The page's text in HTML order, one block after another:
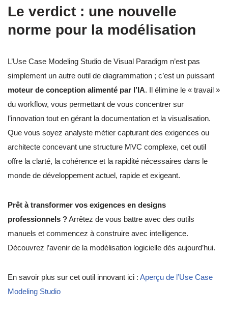
Le verdict : une nouvelle
norme pour la modélisation
L’Use Case Modeling Studio de Visual Paradigm n’est pas
simplement un autre outil de diagrammation ; c’est un puissant
moteur de conception alimenté par l’IA. Il élimine le « travail »
du workflow, vous permettant de vous concentrer sur
l’innovation tout en gérant la documentation et la visualisation.
Que vous soyez analyste métier capturant des exigences ou
architecte concevant une structure MVC complexe, cet outil
offre la clarté, la cohérence et la rapidité nécessaires dans le
monde de développement actuel, rapide et exigeant.
Prêt à transformer vos exigences en designs
professionnels ?Arrêtez de vous battre avec des outils
manuels et commencez à construire avec intelligence.
Découvrez l’avenir de la modélisation logicielle dès aujourd’hui.
En savoir plus sur cet outil innovant ici : Aperçu de l’Use Case
Modeling Studio